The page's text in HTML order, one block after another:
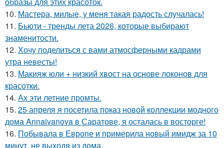
10. Мастера, милые, у меня такая радость случалась!
11. Бьюти - тренды лета 2026, которые выбирают
знаменитости.
12. Хочу поделиться с вами атмосферными кадрами
утра невесты!
13. Макияж юли + низкий хвост на основе локонов для
красотки.
14. Ах эти летние промты.
15. 25 апреля я посетила показ новой коллекции модного
дома Annaivanova в Саратове, я осталась в восторге!
16. Побывала в Европе и примерила новый имидж за 10
минут, не выходя из дома.